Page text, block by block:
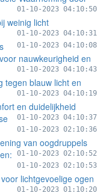
01-10-2023 04:10:50
weinig licht
01-10-2023 04:10:31
01-10-2023 04:10:08
nauwkeurigheid en
01-10-2023 04:10:43
tegen blauw licht en
01-10-2023 04:10:19
en duidelijkheid
01-10-2023 04:10:37
01-10-2023 02:10:36
van oogdruppels
01-10-2023 02:10:52
01-10-2023 02:10:53
lichtgevoelige ogen
01-10-2023 01:10:20